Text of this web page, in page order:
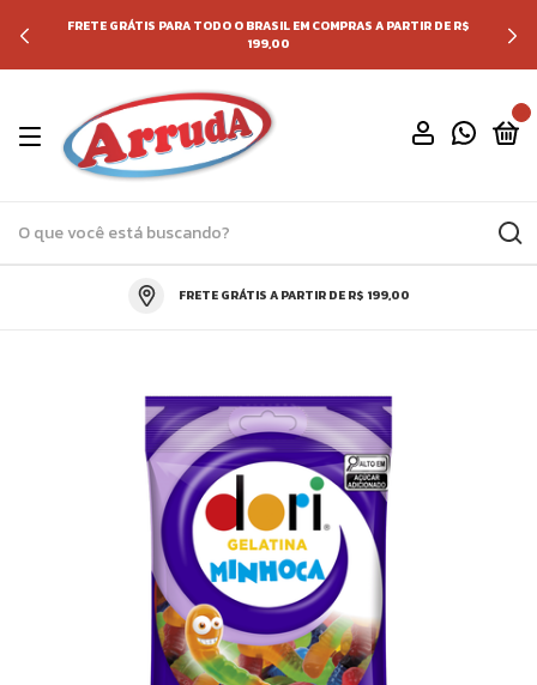
FRETE GRÁTIS PARA TODO O BRASIL EM COMPRAS A PARTIR DE R$
199,00
FRETE GRÁTIS A PARTIR DE R$ 199,00